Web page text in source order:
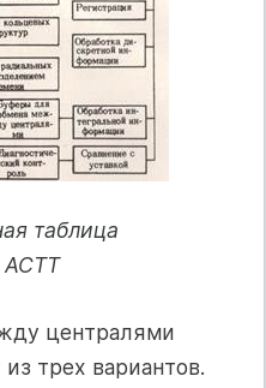
таблица
АСТТ
централями
трех вариантов.